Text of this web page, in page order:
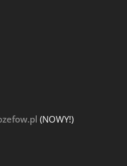
(NOWY!)